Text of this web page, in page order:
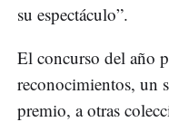
su espectáculo”.
El concurso del año
reconocimientos, un
premio, a otras